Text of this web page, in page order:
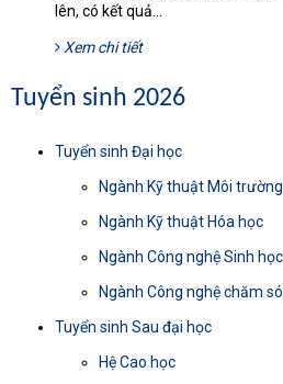
lên, có kết quả...
Xem chi tiết
Tuyển sinh 2026
Tuyển sinh Đại học
Ngành Kỹ thuật Môi trường
Ngành Kỹ thuật Hóa học
Ngành Công nghệ Sinh học
Ngành Công nghệ chăm
Tuyển sinh Sau đại học
Hệ Cao học